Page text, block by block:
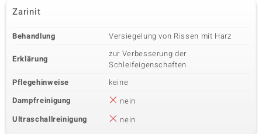
Zarinit
Behandlung Versiegelung von Rissen mit Harz
Erklärung
zur Verbesserung der
Schleifeigenschaften
Pflegehinweise
keine
Dampfreinigung
nein
Ultraschallreinigung
nein